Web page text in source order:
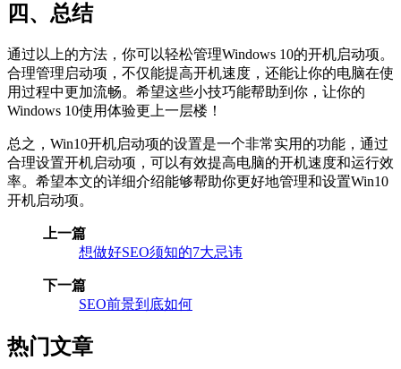
四、总结
通过以上的方法，你可以轻松管理Windows 10的开机启动项。
合理管理启动项，不仅能提高开机速度，还能让你的电脑在使
用过程中更加流畅。希望这些小技巧能帮助到你，让你的
Windows 10使用体验更上一层楼！
总之，Win10开机启动项的设置是一个非常实用的功能，通过
合理设置开机启动项，可以有效提高电脑的开机速度和运行效
率。希望本文的详细介绍能够帮助你更好地管理和设置Win10
开机启动项。
上一篇
想做好SEO须知的7大忌讳
下一篇
SEO前景到底如何
热门文章